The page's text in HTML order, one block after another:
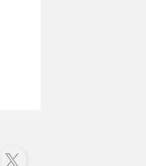
LinkedIn
Folgen Sie uns auf X (Twitter)